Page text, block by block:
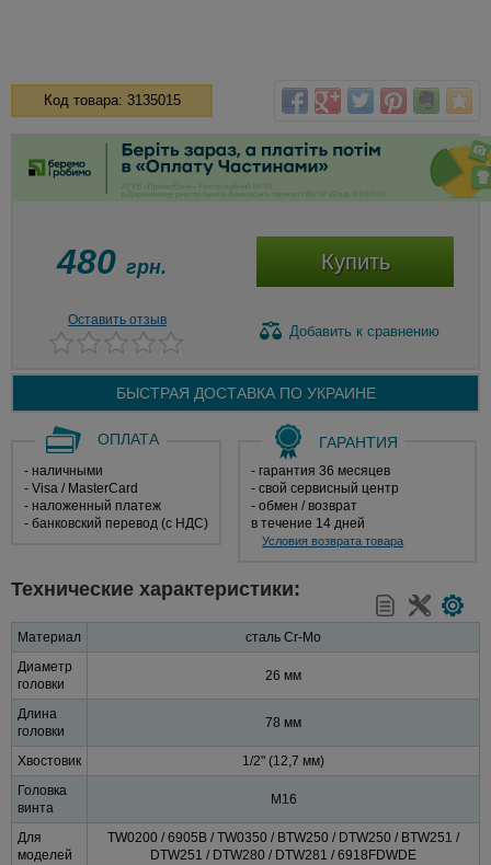
Код товара: 3135015
480 грн. Купить
Оставить отзыв
Добавить к сравнению
БЫСТРАЯ ДОСТАВКА ПО УКРАИНЕ
ОПЛАТА
- наличными
- Visa / MasterCard
- наложенный платеж
- банковский перевод (с НДС)
ГАРАНТИЯ
- гарантия 36 месяцев
- свой сервисный центр
- обмен / возврат
в течение 14 дней
Условия возврата товара
Технические характеристики:
Материал
сталь Cr-Mo
Диаметр
головки
26 мм
Длина
головки
78 мм
Хвостовик
1/2" (12,7 мм)
Головка
винта
M16
Для
моделей
TW0200 / 6905B / TW0350 / BTW250 / DTW250 / BTW251 /
DTW251 / DTW280 / DTW281 / 6918FDWDE